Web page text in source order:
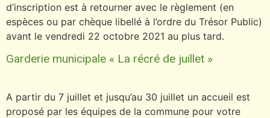
d’inscription est à retourner avec le règlement (en
espèces ou par chèque libellé à l’ordre du Trésor Public)
avant le vendredi 22 octobre 2021 au plus tard.
Garderie municipale « La récré de juillet »
A partir du 7 juillet et jusqu’au 30 juillet un accueil est
proposé par les équipes de la commune pour votre